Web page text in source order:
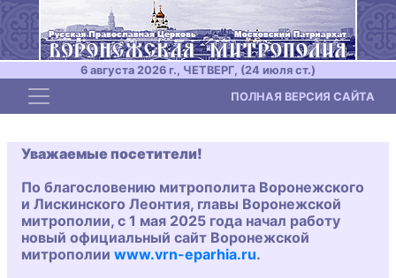
6 августа 2026 г., ЧЕТВЕРГ, (24 июля ст.)
Toggle navigation ПОЛНАЯ ВЕРСИЯ САЙТА
Уважаемые посетители!
По благословению митрополита Воронежского
и Лискинского Леонтия, главы Воронежской
митрополии, с 1 мая 2025 года начал работу
новый официальный сайт Воронежской
митрополии www.vrn-eparhia.ru.